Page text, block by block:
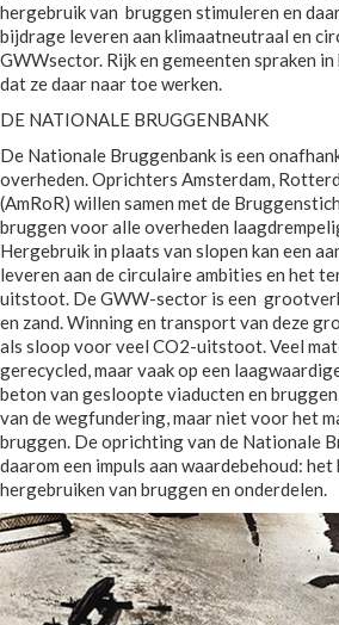
hergebruik van bruggen stimuleren en
bijdrage leveren aan klimaatneutraal en
GWWsector. Rijk en gemeenten spraken
dat ze daar naar toe werken.
DE NATIONALE BRUGGENBANK
De Nationale Bruggenbank is een
overheden. Oprichters Amsterdam,
(AmRoR) willen samen met de
bruggen voor alle overheden
Hergebruik in plaats van slopen kan een
leveren aan de circulaire ambities en het
uitstoot. De GWW-sector is een
en zand. Winning en transport van deze
als sloop voor veel CO2-uitstoot. Veel
gerecycled, maar vaak op een
beton van gesloopte viaducten en
van de wegfundering, maar niet voor het
bruggen. De oprichting van de Nationale
daarom een impuls aan waardebehoud:
hergebruiken van bruggen en onderdelen.